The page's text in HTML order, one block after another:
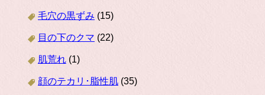
毛穴の黒ずみ (15)
目の下のクマ (22)
肌荒れ (1)
顔のテカリ･脂性肌 (35)